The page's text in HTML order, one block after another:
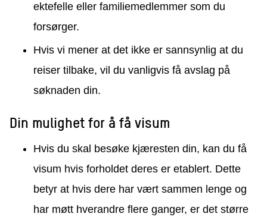
ektefelle eller familiemedlemmer som du
forsørger.
Hvis vi mener at det ikke er sannsynlig at du
reiser tilbake, vil du vanligvis få avslag på
søknaden din.
Din mulighet for å få visum
Hvis du skal besøke kjæresten din, kan du få
visum hvis forholdet deres er etablert. Dette
betyr at hvis dere har vært sammen lenge og
har møtt hverandre flere ganger, er det større